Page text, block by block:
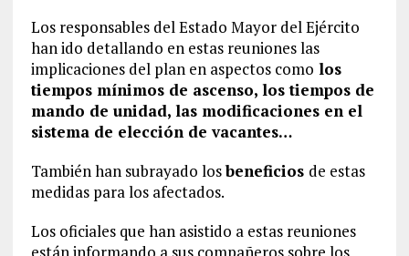
Los responsables del Estado Mayor del Ejército
han ido detallando en estas reuniones las
implicaciones del plan en aspectos como los
tiempos mínimos de ascenso, los tiempos de
mando de unidad, las modificaciones en el
sistema de elección de vacantes…
También han subrayado losbeneficios de estas
medidas para los afectados.
Los oficiales que han asistido a estas reuniones